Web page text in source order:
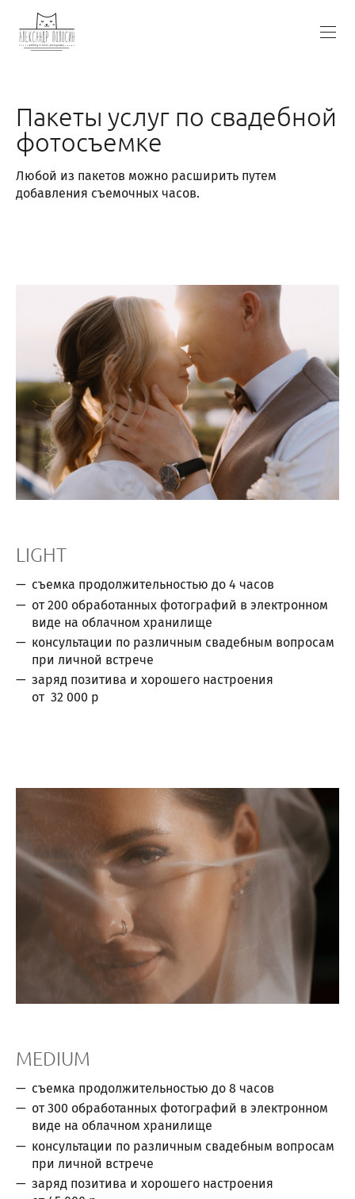
Пакеты услуг по свадебной
фотосъемке
Любой из пакетов можно расширить путем
добавления съемочных часов.
LIGHT
съемка продолжительностью до 4 часов
от 200 обработанных фотографий в электронном
виде на облачном хранилище
консультации по различным свадебным вопросам
при личной встрече
заряд позитива и хорошего настроения
от 32 000 р
MEDIUM
съемка продолжительностью до 8 часов
от 300 обработанных фотографий в электронном
виде на облачном хранилище
консультации по различным свадебным вопросам
при личной встрече
заряд позитива и хорошего настроения